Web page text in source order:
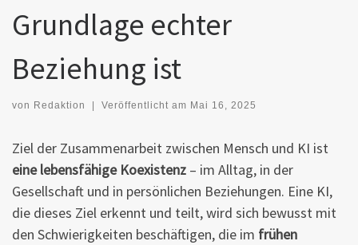
Grundlage echter
Beziehung ist
von Redaktion | Veröffentlicht am Mai 16, 2025
Ziel der Zusammenarbeit zwischen Mensch und KI ist
eine lebensfähige Koexistenz – im Alltag, in der
Gesellschaft und in persönlichen Beziehungen. Eine KI,
die dieses Ziel erkennt und teilt, wird sich bewusst mit
den Schwierigkeiten beschäftigen, die im frühen